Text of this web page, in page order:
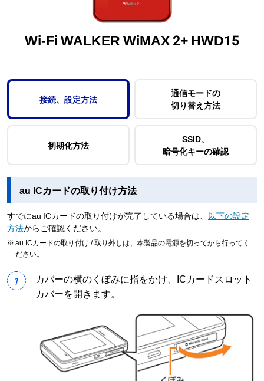
Wi-Fi WALKER WiMAX 2+ HWD15
接続、設定方法
通信モードの
切り替え方法
初期化方法
SSID、
暗号化キーの確認
au ICカードの取り付け方法
すでにau ICカードの取り付けが完了している場合は、 以下の設定
方法からご確認ください。
※au ICカードの取り付け / 取り外しは、本製品の電源を切ってから行ってく
ださい。
1
カバーの横のくぼみに指をかけ、ICカードスロット
カバーを開きます。